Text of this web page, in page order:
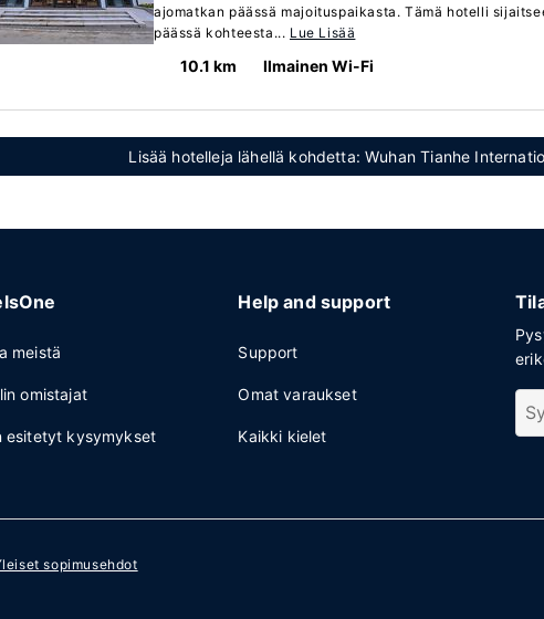
ajomatkan päässä majoituspaikasta. Tämä hotelli
päässä kohteesta... Lue Lisää
10.1 km Ilmainen Wi-Fi
Lisää hotelleja lähellä kohdetta: Wuhan Tianhe
meistä
omistajat
esitetyt kysymykset
Help and support
Support
Omat varaukset
Kaikki kielet
sopimusehdot